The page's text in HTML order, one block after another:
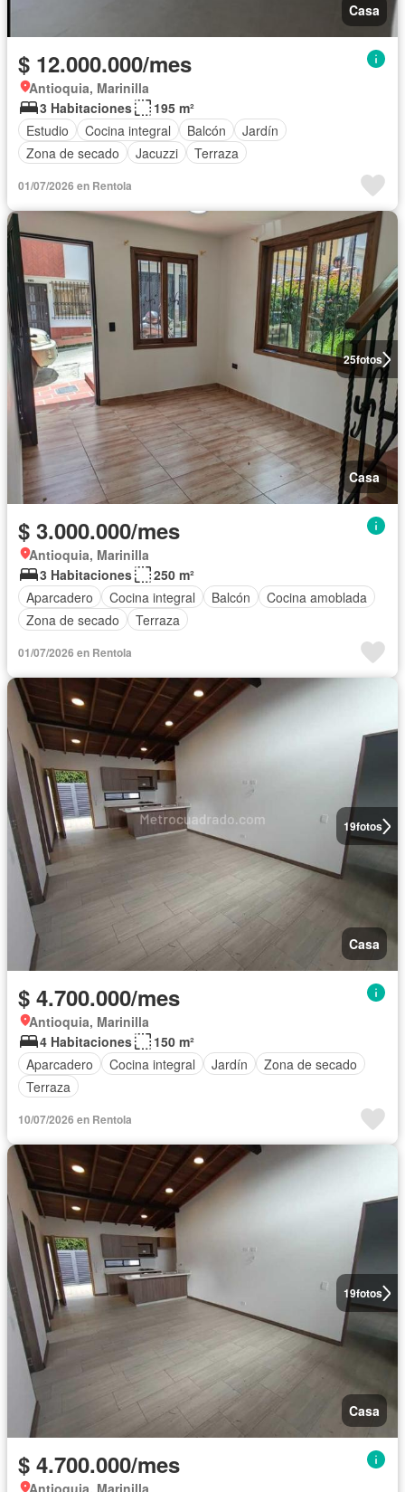
Casa
$ 12.000.000/mes
Antioquia, Marinilla
3 Habitaciones
195 m²
Estudio
Cocina integral Balcón
Jardín
Zona de secado
Jacuzzi Terraza
01/07/2026 en Rentola
25fotos
Casa
$ 3.000.000/mes
Antioquia, Marinilla
3 Habitaciones
250 m²
Aparcadero
Cocina integral Balcón
Cocina amoblada
Zona de secado
Terraza
01/07/2026 en Rentola
19fotos
Casa
$ 4.700.000/mes
Antioquia, Marinilla
4 Habitaciones
150 m²
Aparcadero
Cocina integral Jardín
Zona de secado
Terraza
10/07/2026 en Rentola
19fotos
Casa
$ 4.700.000/mes